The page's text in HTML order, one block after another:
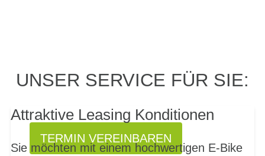
PROBEFAHRT? JA,
TERMIN VEREINBAREN
UNSER SERVICE FÜR SIE:
Attraktive Leasing Konditionen
Sie möchten mit einem hochwertigen E-Bike